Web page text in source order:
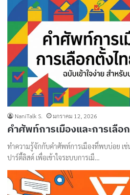
NaniTalk S. มกราคม 12, 2026
คำศัพท์การเมืองและการเลือ
ทำความรู้จักกับคำศัพท์การเมืองที่พบบ่อย เ
ปาร์ตี้ลิสต์ เพื่อเข้าใจระบบการเมื…